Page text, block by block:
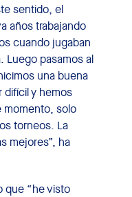
sentido, el
años trabajando
cuando jugaban
Luego pasamos al
una buena
difícil y hemos
momento, solo
torneos. La
mejores”, ha
que “he visto